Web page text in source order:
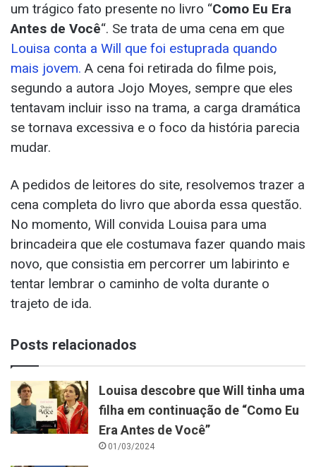
um trágico fato presente no livro “Como Eu Era
Antes de Você“. Se trata de uma cena em que
Louisa conta a Will que foi estuprada quando
mais jovem. A cena foi retirada do filme pois,
segundo a autora Jojo Moyes, sempre que eles
tentavam incluir isso na trama, a carga dramática
se tornava excessiva e o foco da história parecia
mudar.
A pedidos de leitores do site, resolvemos trazer a
cena completa do livro que aborda essa questão.
No momento, Will convida Louisa para uma
brincadeira que ele costumava fazer quando mais
novo, que consistia em percorrer um labirinto e
tentar lembrar o caminho de volta durante o
trajeto de ida.
Posts relacionados
Louisa descobre que Will tinha uma
filha em continuação de “Como Eu
Era Antes de Você”
01/03/2024